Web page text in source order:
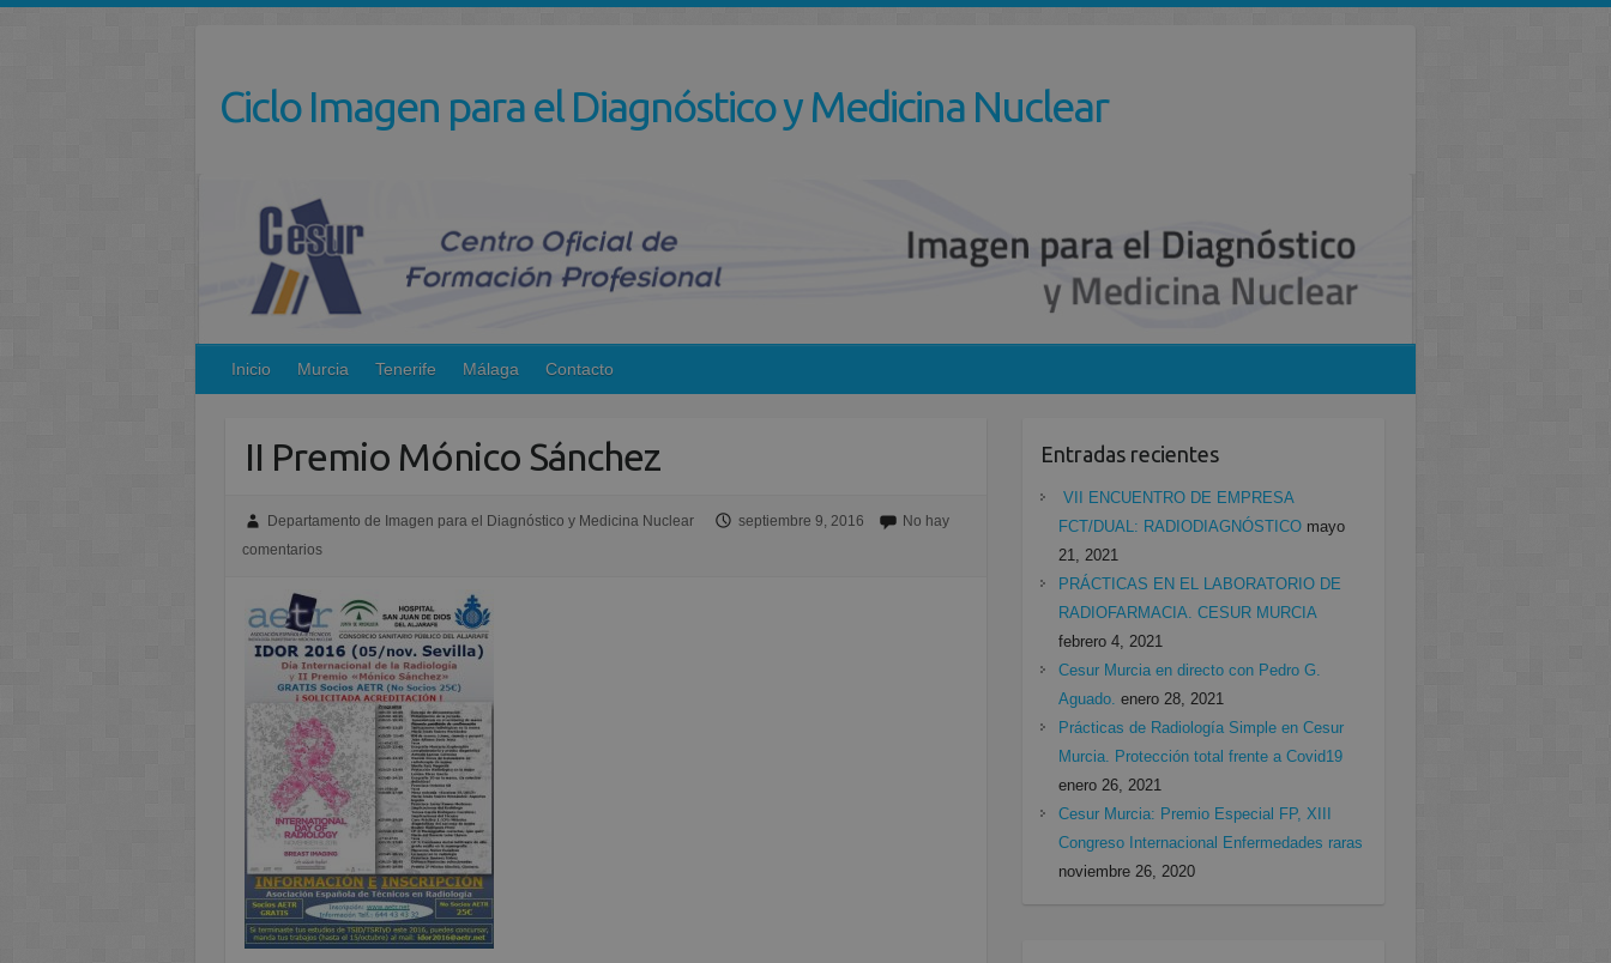
Ciclo Imagen para el Diagnóstico y Medicina Nuclear
Inicio Murcia Tenerife Málaga Contacto
II Premio Mónico Sánchez
Departamento de Imagen para el Diagnóstico y Medicina Nuclear septiembre 9, 2016
No hay
comentarios
Entradas recientes
VII ENCUENTRO DE EMPRESA
FCT/DUAL: RADIODIAGNÓSTICO mayo
21, 2021
PRÁCTICAS EN EL LABORATORIO DE
RADIOFARMACIA. CESUR MURCIA
febrero 4, 2021
Cesur Murcia en directo con Pedro G.
Aguado. enero 28, 2021
Prácticas de Radiología Simple en Cesur
Murcia. Protección total frente a Covid19
enero 26, 2021
Cesur Murcia: Premio Especial FP, XIII
Congreso Internacional Enfermedades raras
noviembre 26, 2020